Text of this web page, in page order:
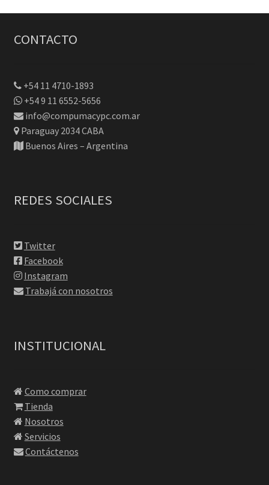
CONTACTO
+54 11 4710-1893
+54 9 11 6552-5656
info@compumacypc.com.ar
Paraguay 2034 CABA
Buenos Aires – Argentina
REDES SOCIALES
Twitter
Facebook
Instagram
Trabajá con nosotros
INSTITUCIONAL
Como comprar
Tienda
Nosotros
Servicios
Contáctenos